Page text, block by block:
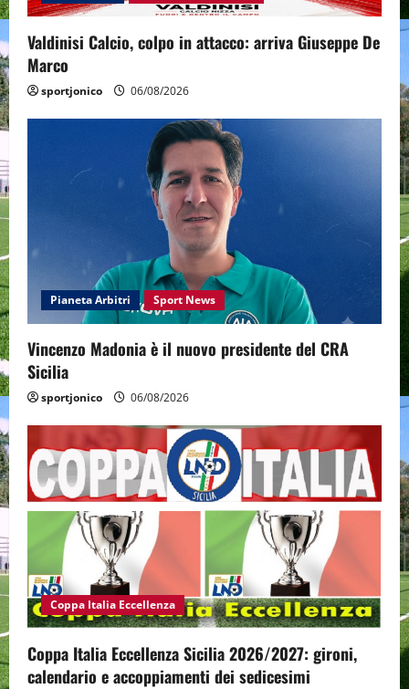
Valdinisi Calcio, colpo in attacco: arriva Giuseppe De
Marco
sportjonico 06/08/2026
Pianeta Arbitri Sport News
Vincenzo Madonia è il nuovo presidente del CRA
Sicilia
sportjonico 06/08/2026
Coppa Italia Eccellenza
Coppa Italia Eccellenza Sicilia 2026/2027: gironi,
calendario e accoppiamenti dei sedicesimi